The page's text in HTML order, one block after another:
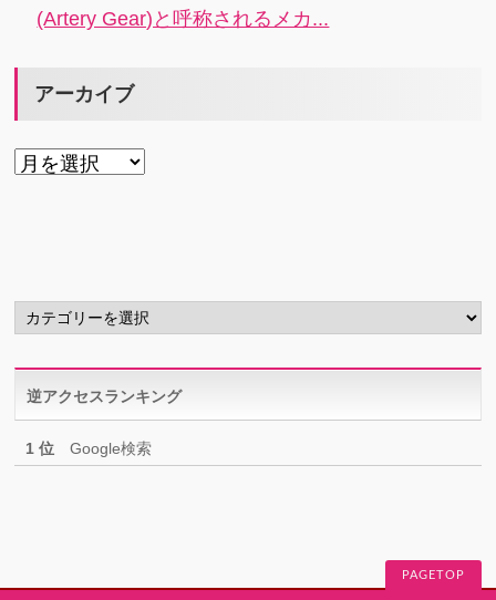
(Artery Gear)と呼称されるメカ...
アーカイブ
ア
カ
テ
リ
ー逆アクセスランキング
1 位 Google検索
PAGETOP